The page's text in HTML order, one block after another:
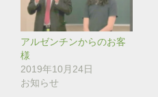
き
ま
す
)
ウ
ィ
ン
ド
で
開
アルゼンチンからのお客
様
2019年10月24日
お知らせ